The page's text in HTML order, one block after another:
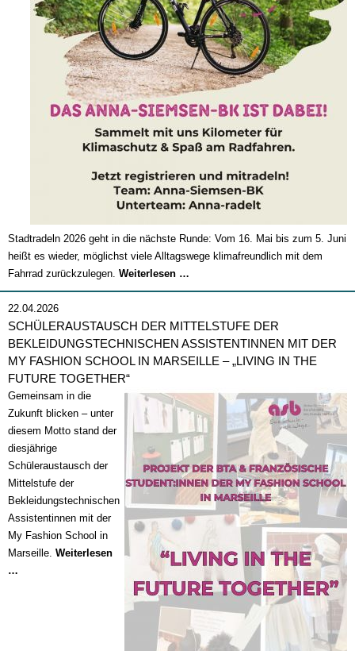
Stadtradeln 2026 geht in die nächste Runde: Vom 16. Mai bis zum 5. Juni
heißt es wieder, möglichst viele Alltagswege klimafreundlich mit dem
Fahrrad zurückzulegen. Weiterlesen …
2026
22.04.2026
SCHÜLERAUSTAUSCH DER MITTELSTUFE DER
BEKLEIDUNGSTECHNISCHEN ASSISTENTINNEN MIT DER
MY FASHION SCHOOL IN MARSEILLE – „LIVING IN THE
FUTURE TOGETHER“
Gemeinsam in die
Zukunft blicken – unter
diesem Motto stand der
diesjährige
Schüleraustausch der
Mittelstufe der
Bekleidungstechnischen
Assistentinnen mit der
My Fashion School in
Marseille. Weiterlesen
…